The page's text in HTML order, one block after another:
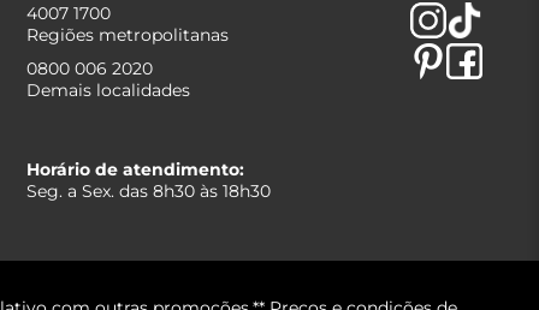
4007 1700
Regiões metropolitanas
0800 006 2020
Demais localidades
Horário de atendimento:
Seg. a Sex. das 8h30 às 18h30